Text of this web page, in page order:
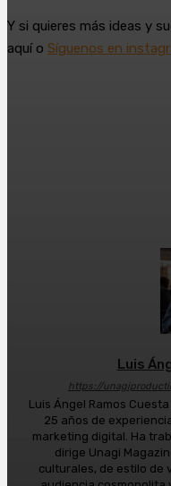
Y si quieres más ideas y
aquí o Síguenos en
Luis
https://
Luis Ángel Ramos
25 años de
marketing digital. Ha
dirige Unagi
culturales, de estilo de